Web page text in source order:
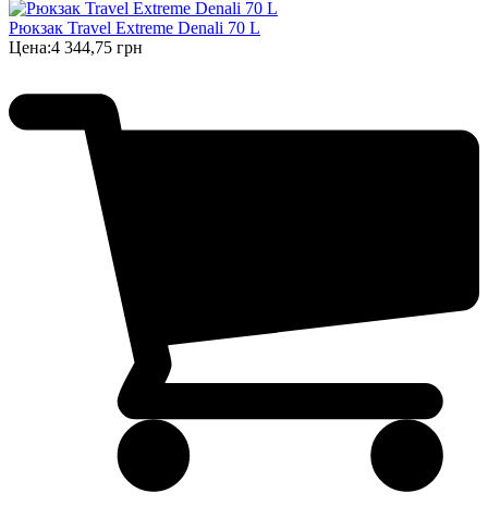
Рюкзак Travel Extreme Denali 70 L
Цена:4 344,75 грн